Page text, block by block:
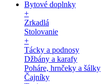
Bytové doplnky
+
Zrkadlá
Stolovanie
+
Tácky a podnosy
Džbány a karafy
Poháre, hrnčeky a šálky
Čajníky